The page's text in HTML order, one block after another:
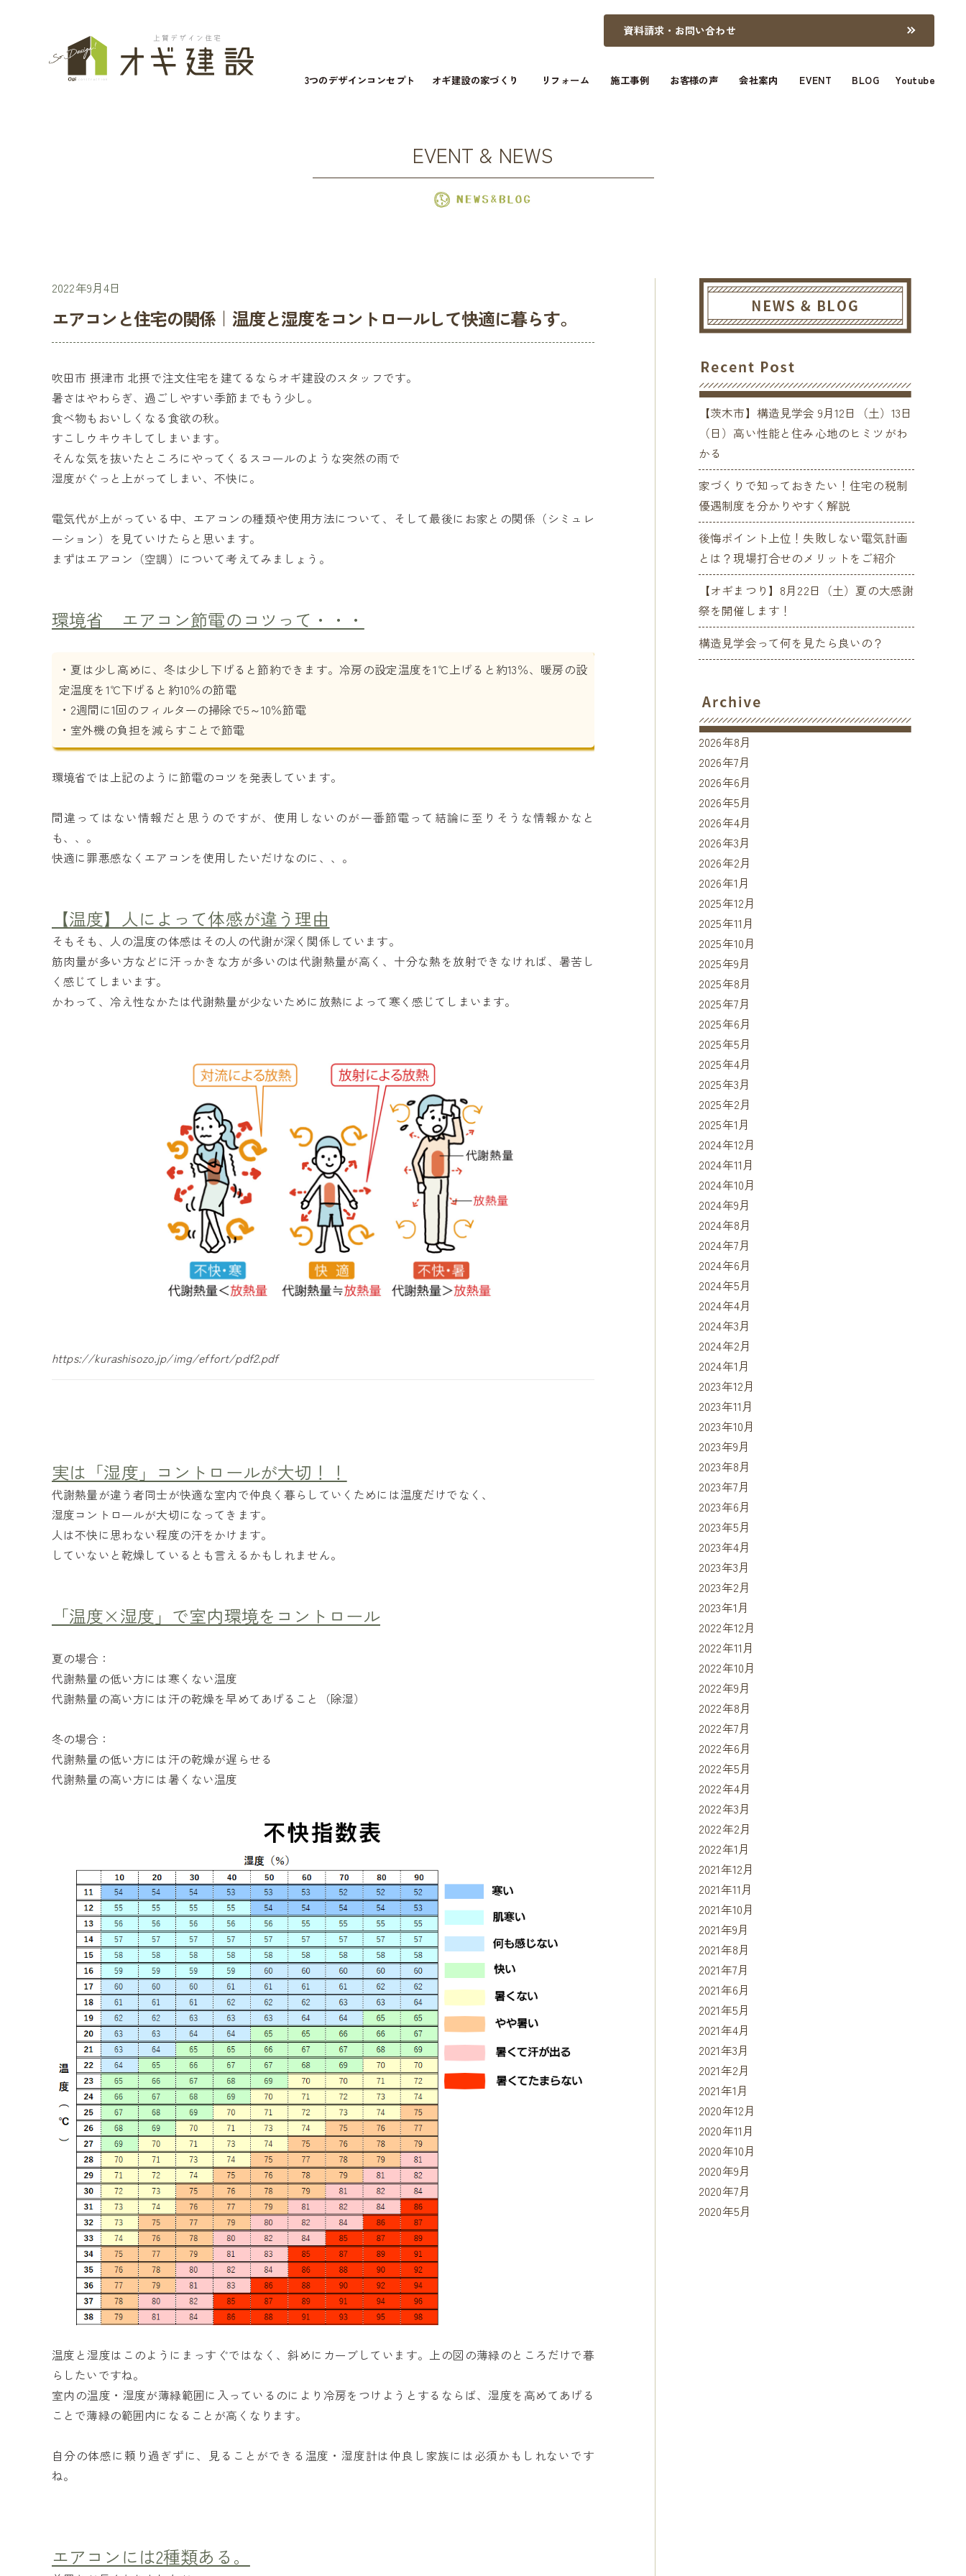
資料請求・お問い合わせ
3つのデザインコンセプト オギ建設の家づくり リフォーム 施工事例 お客様の声 会社案内 EVENT BLOG Youtube
EVENT & NEWS
2022年9月4日
エアコンと住宅の関係｜温度と湿度をコントロールして快適に暮らす。
吹田市 摂津市 北摂で注文住宅を建てるならオギ建設のスタッフです。
暑さはやわらぎ、過ごしやすい季節までもう少し。
食べ物もおいしくなる食欲の秋。
すこしウキウキしてしまいます。
そんな気を抜いたところにやってくるスコールのような突然の雨で
湿度がぐっと上がってしまい、不快に。
電気代が上がっている中、エアコンの種類や使用方法について、そして最後にお家との関係（シミュレ
ーション）を見ていけたらと思います。
まずはエアコン（空調）について考えてみましょう。
環境省 エアコン節電のコツって・・・
・夏は少し高めに、冬は少し下げると節約できます。冷房の設定温度を1℃上げると約13％、暖房の設
定温度を1℃下げると約10％の節電
・2週間に1回のフィルターの掃除で5～10％節電
・室外機の負担を減らすことで節電
環境省では上記のように節電のコツを発表しています。
間違ってはない情報だと思うのですが、使用しないのが一番節電って結論に至りそうな情報かなと
も、、。
快適に罪悪感なくエアコンを使用したいだけなのに、、。
【温度】人によって体感が違う理由
そもそも、人の温度の体感はその人の代謝が深く関係しています。
筋肉量が多い方などに汗っかきな方が多いのは代謝熱量が高く、十分な熱を放射できなければ、暑苦し
く感じてしまいます。
かわって、冷え性なかたは代謝熱量が少ないために放熱によって寒く感じてしまいます。
https://kurashisozo.jp/img/effort/pdf2.pdf
実は「湿度」コントロールが大切！！
代謝熱量が違う者同士が快適な室内で仲良く暮らしていくためには温度だけでなく、
湿度コントロールが大切になってきます。
人は不快に思わない程度の汗をかけます。
していないと乾燥しているとも言えるかもしれません。
「温度×湿度」で室内環境をコントロール
夏の場合：
代謝熱量の低い方には寒くない温度
代謝熱量の高い方には汗の乾燥を早めてあげること（除湿）
冬の場合：
代謝熱量の低い方には汗の乾燥が遅らせる
代謝熱量の高い方には暑くない温度
温度と湿度はこのようにまっすぐではなく、斜めにカーブしています。上の図の薄緑のところだけで暮
らしたいですね。
室内の温度・湿度が薄緑範囲に入っているのにより冷房をつけようとするならば、湿度を高めてあげる
ことで薄緑の範囲内になることが高くなります。
自分の体感に頼り過ぎずに、見ることができる温度・湿度計は仲良し家族には必須かもしれないです
ね。
エアコンには2種類ある。
【茨木市】構造見学会 9月12日（土）13日
（日）高い性能と住み心地のヒミツがわ
かる
家づくりで知っておきたい！住宅の税制
優遇制度を分かりやすく解説
後悔ポイント上位！失敗しない電気計画
とは？現場打合せのメリットをご紹介
【オギまつり】8月22日（土）夏の大感謝
祭を開催します！
構造見学会って何を見たら良いの？
2026年8月
2026年7月
2026年6月
2026年5月
2026年4月
2026年3月
2026年2月
2026年1月
2025年12月
2025年11月
2025年10月
2025年9月
2025年8月
2025年7月
2025年6月
2025年5月
2025年4月
2025年3月
2025年2月
2025年1月
2024年12月
2024年11月
2024年10月
2024年9月
2024年8月
2024年7月
2024年6月
2024年5月
2024年4月
2024年3月
2024年2月
2024年1月
2023年12月
2023年11月
2023年10月
2023年9月
2023年8月
2023年7月
2023年6月
2023年5月
2023年4月
2023年3月
2023年2月
2023年1月
2022年12月
2022年11月
2022年10月
2022年9月
2022年8月
2022年7月
2022年6月
2022年5月
2022年4月
2022年3月
2022年2月
2022年1月
2021年12月
2021年11月
2021年10月
2021年9月
2021年8月
2021年7月
2021年6月
2021年5月
2021年4月
2021年3月
2021年2月
2021年1月
2020年12月
2020年11月
2020年10月
2020年9月
2020年7月
2020年5月